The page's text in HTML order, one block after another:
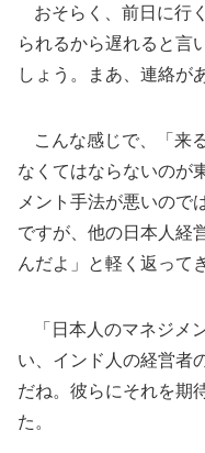
おそらく、前日に行
られるから遅れると言
しょう。まあ、連絡が
こんな感じで、「来
なくてはならないのが
メント手法が悪いので
ですが、他の日本人経
んだよ」と軽く返って
「日本人のマネジメ
い、インド人の経営者
だね。彼らにそれを期
た。